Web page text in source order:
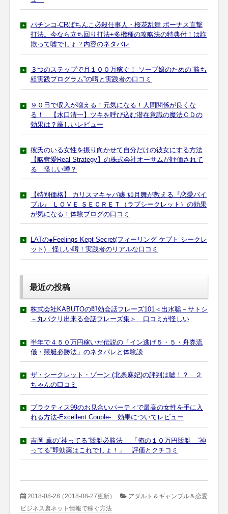
パチンコ-CRぱちんこ必殺仕事人・桜花乱舞 ボーナス直撃
打法。今なら立ち回り打法+多機種の攻略法の特典付！は詐
欺って嘘でしょ？内容のネタバレ
３つのステップで月１００万稼ぐ！ ソープ嬢のための”勝ち
組実践プログラム”の噂と実践者の口コミ
９０日で収入が増える！元気になる！人間関係が良くな
る！ 【水口清一】ツキを呼び込む潜在意識の魔法ＣＤの
効果は？厳しいレビュー
彼氏のいる女性を振り向かせて自分だけの彼女にする方法
【略奪愛Real Strategy】の株式会社オーサムが評価されて
る 怪しい噂？
【特別価格】 カリスマキャバ嬢 如月舞が教える『恋愛バイ
ブル』 ＬＯＶＥ ＳＥＣＲＥＴ（ラブシークレット）の効果
が気になる！体験ブログの口コミ
LATの●Feelings Kept Secret(フィーリング ケプト シークレ
ット) 怪しい噂！実践者のリアルな口コミ
最近の投稿
株式会社KABUTOの即効会話フレーズ101＜出水聡－サトシ
－丸パクリ出来る会話フレーズ集＞ 口コミが怪しい
半年で４５０万円稼いだ伝説の「イン逃げ５・５・舟券流
儀・競艇必勝法」のネタバレと体験談
ザ・シークレット・ゾーン (北条麻妃)の評判は嘘！？ ２
ちゃんの口コミ
プラクティス99のお見合いパーティで最高の女性を手に入
れる方法-Excellent Couple- 効果についてレビュー
吉岡 薫の”神ってる”競艇必勝法 「俺の１０万円競艇 ”神
ってる”即効薬はこれでしょ！」 評価とクチコミ
2018-08-28（2018-08-27更新）
アダルト＆ギャンブル＆恋愛
ビジネス裏ネット情報で稼ぐ方法